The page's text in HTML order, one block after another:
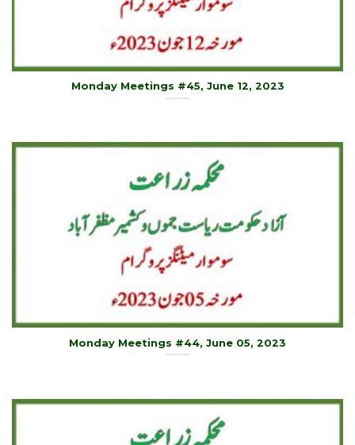
Monday Meetings #45, June 12, 2023
Monday Meetings #44, June 05, 2023